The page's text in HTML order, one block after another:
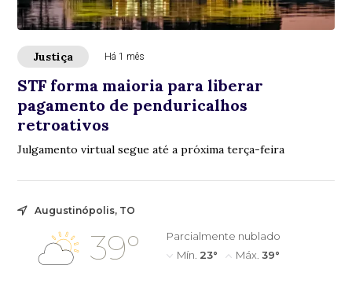
Justiça Há 1 mês
STF forma maioria para liberar
pagamento de penduricalhos
retroativos
Julgamento virtual segue até a próxima terça-feira
Augustinópolis, TO
39°
Parcialmente nublado
Mín. 23° Máx. 39°